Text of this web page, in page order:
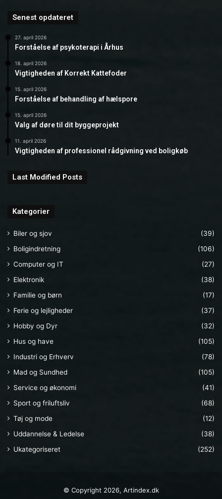
Senest opdateret
27. april 2026
Forståelse af psykoterapi i Århus
18. april 2026
Vigtigheden af Korrekt Kattefoder
15. april 2026
Forståelse af behandling af hælspore
15. april 2026
Valg af døre til dit byggeprojekt
11. april 2026
Vigtigheden af professionel rådgivning ved boligkøb
Last Modified Posts
Kategorier
Biler og sjov
(39)
Boligindretning
(106)
Computer og IT
(27)
Elektronik
(38)
Familie og børn
(17)
Ferie og lejligheder
(37)
Hobby og Dyr
(32)
Hus og have
(105)
Industri og Erhverv
(78)
Mad og Sundhed
(105)
Service og økonomi
(41)
Sport og friluftsliv
(68)
Tøj og mode
(12)
Uddannelse & Ledelse
(38)
Ukategoriseret
(252)
© Copyright 2026, Artindex.dk